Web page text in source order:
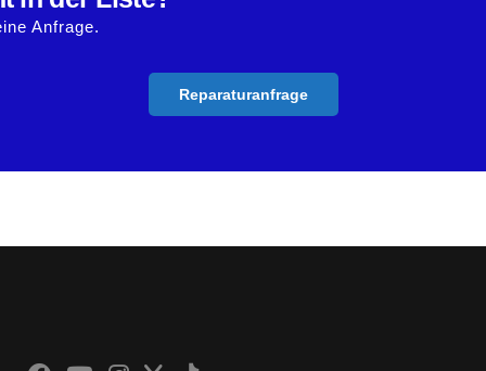
Anfrage.
Reparaturanfrage